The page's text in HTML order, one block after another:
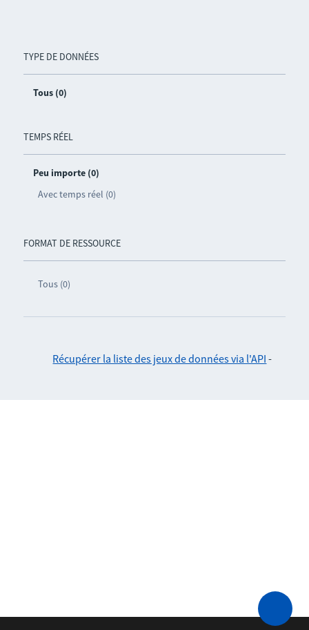
TYPE DE DONNÉES
Tous (0)
TEMPS RÉEL
Peu importe (0)
Avec temps réel (0)
FORMAT DE RESSOURCE
Tous (0)
Récupérer la liste des jeux de données via l'API -